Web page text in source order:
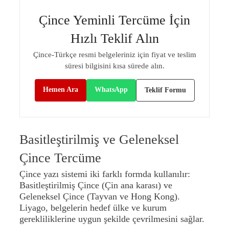
Çince Yeminli Tercüme İçin
Hızlı Teklif Alın
Çince-Türkçe resmi belgeleriniz için fiyat ve teslim
süresi bilgisini kısa sürede alın.
Hemen Ara WhatsApp Teklif Formu
Basitleştirilmiş ve Geleneksel
Çince Tercüme
Çince yazı sistemi iki farklı formda kullanılır:
Basitleştirilmiş Çince (Çin ana karası) ve
Geleneksel Çince (Tayvan ve Hong Kong).
Liyago, belgelerin hedef ülke ve kurum
gerekliliklerine uygun şekilde çevrilmesini sağlar.